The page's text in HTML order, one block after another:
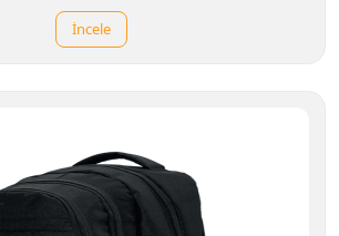
İncele